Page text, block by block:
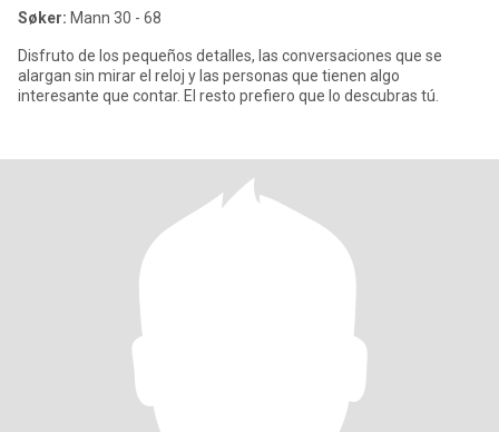
Søker: Mann 30 - 68
Disfruto de los pequeños detalles, las conversaciones que se
alargan sin mirar el reloj y las personas que tienen algo
interesante que contar. El resto prefiero que lo descubras tú.